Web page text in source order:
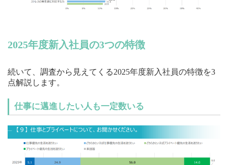
2025年度新入社員の3つの特徴
続いて、調査から見えてくる2025年度新入社員の特徴を3
点解説します。
仕事に邁進したい人も一定数いる